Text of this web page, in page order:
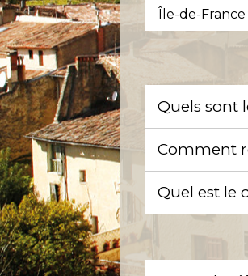
Île-de-France
Quels sont
Comment
Quel est le